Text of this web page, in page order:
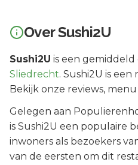
OverSushi2U
Sushi2U is een gemiddeld
Sliedrecht. Sushi2U is een
Bekijk onze reviews,
Gelegen aan
is Sushi2U een populaire
inwoners als bezoekers
van de eersten om dit